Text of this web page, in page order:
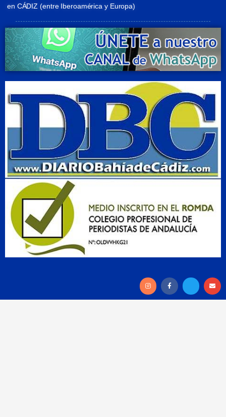
en CÁDIZ (entre Iberoamérica y Europa)